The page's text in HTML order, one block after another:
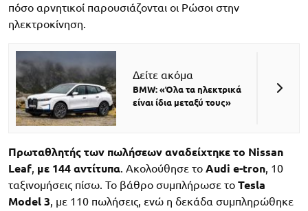
πόσο αρνητικοί παρουσιάζονται οι Ρώσοι στην
ηλεκτροκίνηση.
Δείτε ακόμα
BMW: «Όλα τα ηλεκτρικά
είναι ίδια μεταξύ τους»
Πρωταθλητής των πωλήσεων αναδείχτηκε το Nissan
Leaf, με 144 αντίτυπα. Ακολούθησε το Audi e-tron, 10
ταξινομήσεις πίσω. Το βάθρο συμπλήρωσε το Tesla
Model 3, με 110 πωλήσεις, ενώ η δεκάδα συμπληρώθηκε